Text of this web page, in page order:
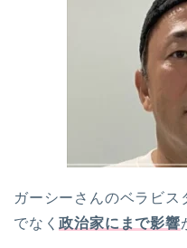
ガーシーさんのベラビス
でなく政治家にまで影響